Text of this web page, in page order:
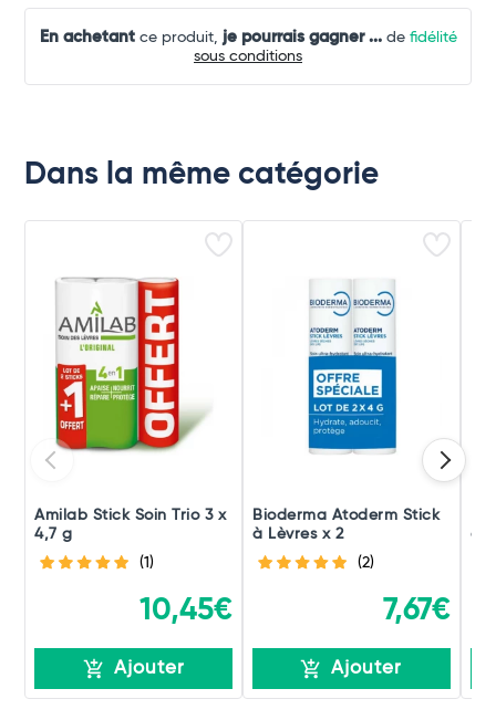
En achetantce produit, je pourrais gagner ...de fidélité
sous conditions
Dans la même catégorie
Amilab Stick Soin Trio 3 x
4,7 g
(1)
10,45€
Ajouter
Bioderma Atoderm Stick
à Lèvres x 2
(2)
7,67€
Ajouter